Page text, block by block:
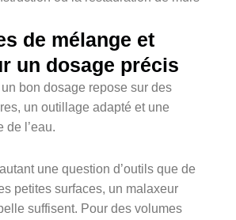
de mélange et
un dosage précis
bon dosage repose sur des
un outillage adapté et une
de l’eau.
une question d’outils que de
petites surfaces, un malaxeur
suffisent. Pour des volumes